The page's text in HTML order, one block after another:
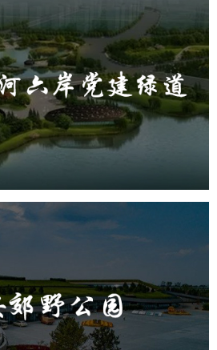
六岸党建绿道
人工智能 智慧公园
智能步道
智能大数据平台
人工智能 智慧公园